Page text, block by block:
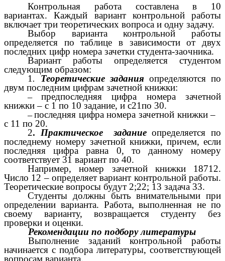
Контрольная работа составлена в 10
вариантах. Каждый вариант контрольной работы
включает три теоретических вопроса и одну задачу.
Выбор варианта контрольной работы
определяется по таблице в зависимости от двух
последних цифр номера зачетки студента-заочника.
Вариант работы определяется студентом
следующим образом:
1 . Теоретические задания определяются по
двум последним цифрам зачетной книжки:
предпоследняя цифра номера зачетной
книжки – с 1 по 10 задание, и с21по 30.
последняя цифра номера зачетной книжки –
с 11 по 20.
2. Практическое задание определяется по
последнему номеру зачетной книжки, причем, если
последняя цифра равна 0, то данному номеру
соответствует 31 вариант по 40.
Например, номер зачетной книжки 18712.
Число 12 – определяет вариант контрольной работы.
Теоретические вопросы будут 2;22; 13 задача 33.
Студенты должны быть внимательными при
определении варианта. Работа, выполненная не по
своему варианту, возвращается студенту без
проверки и оценки.
Рекомендации по подбору литературы
Выполнение заданий контрольной работы
начинается с подбора литературы, соответствующей
вопросам варианта.